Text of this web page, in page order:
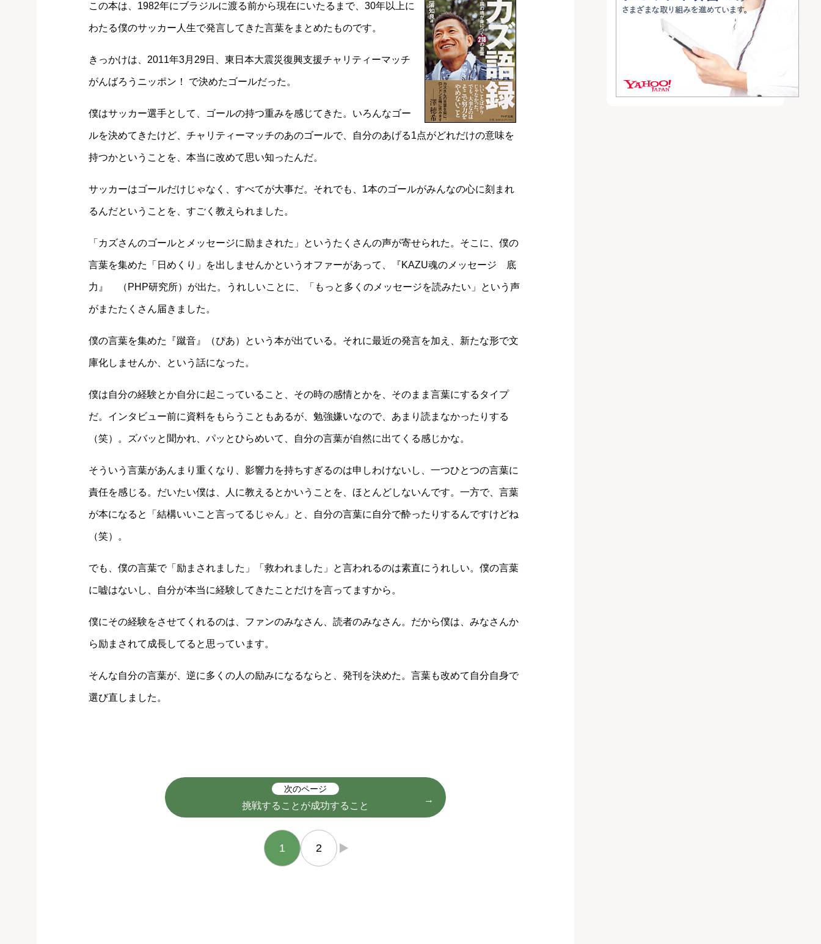
この本は、1982年にブラジルに渡る前から現在にいたるまで、30年以上に
わたる僕のサッカー人生で発言してきた言葉をまとめたものです。
きっかけは、2011年3月29日、東日本大震災復興支援チャリティーマッチ
がんばろうニッポン！ で決めたゴールだった。
僕はサッカー選手として、ゴールの持つ重みを感じてきた。いろんなゴー
ルを決めてきたけど、チャリティーマッチのあのゴールで、自分のあげる1点がどれだけの意味を
持つかということを、本当に改めて思い知ったんだ。
サッカーはゴールだけじゃなく、すべてが大事だ。それでも、1本のゴールがみんなの心に刻まれ
るんだということを、すごく教えられました。
「カズさんのゴールとメッセージに励まされた」というたくさんの声が寄せられた。そこに、僕の
言葉を集めた「日めくり」を出しませんかというオファーがあって、『KAZU魂のメッセージ 底
力』 （PHP研究所）が出た。うれしいことに、「もっと多くのメッセージを読みたい」という声
がまたたくさん届きました。
僕の言葉を集めた『蹴音』（ぴあ）という本が出ている。それに最近の発言を加え、新たな形で文
庫化しませんか、という話になった。
僕は自分の経験とか自分に起こっていること、その時の感情とかを、そのまま言葉にするタイプ
だ。インタビュー前に資料をもらうこともあるが、勉強嫌いなので、あまり読まなかったりする
（笑）。ズバッと聞かれ、パッとひらめいて、自分の言葉が自然に出てくる感じかな。
そういう言葉があんまり重くなり、影響力を持ちすぎるのは申しわけないし、一つひとつの言葉に
責任を感じる。だいたい僕は、人に教えるとかいうことを、ほとんどしないんです。一方で、言葉
が本になると「結構いいこと言ってるじゃん」と、自分の言葉に自分で酔ったりするんですけどね
（笑）。
でも、僕の言葉で「励まされました」「救われました」と言われるのは素直にうれしい。僕の言葉
に嘘はないし、自分が本当に経験してきたことだけを言ってますから。
僕にその経験をさせてくれるのは、ファンのみなさん、読者のみなさん。だから僕は、みなさんか
ら励まされて成長してると思っています。
そんな自分の言葉が、逆に多くの人の励みになるならと、発刊を決めた。言葉も改めて自分自身で
選び直しました。
次のページ
挑戦することが成功すること
1 2 →